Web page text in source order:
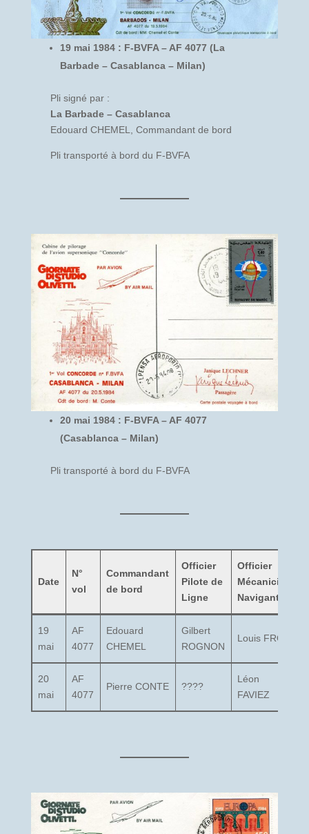
19 mai 1984 : F-BVFA – AF 4077 (La
Barbade – Casablanca – Milan)
Pli signé par :
La Barbade – Casablanca
Edouard CHEMEL, Commandant de bord
Pli transporté à bord du F-BVFA
20 mai 1984 : F-BVFA – AF 4077
(Casablanca – Milan)
Pli transporté à bord du F-BVFA
Date
N°
vol
Commandant
de bord
Officier
Pilote de
Ligne
Officier
Mécanicien
Navigant
19
mai
AF
4077
Edouard
CHEMEL
Gilbert
ROGNON
Louis FROT
20
mai
AF
4077
Pierre CONTE ????
Léon
FAVIEZ